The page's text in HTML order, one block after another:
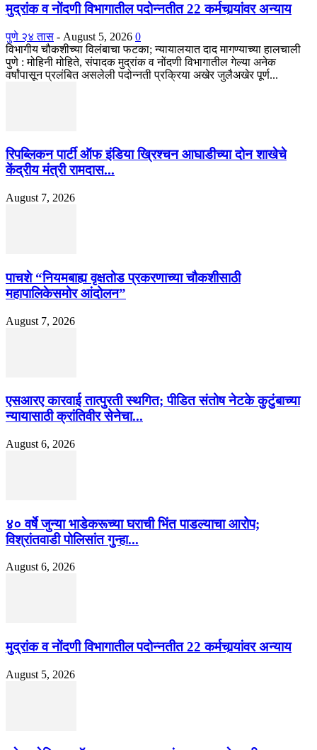
मुद्रांक व नोंदणी विभागातील पदोन्नतीत 22 कर्मचार्‍यांवर अन्याय
पुणे २४ तास - August 5, 2026 0
विभागीय चौकशीच्या विलंबाचा फटका; न्यायालयात दाद मागण्याच्या हालचाली
पुणे : मोहिनी मोहिते, संपादक मुद्रांक व नोंदणी विभागातील गेल्या अनेक
वर्षांपासून प्रलंबित असलेली पदोन्नती प्रक्रिया अखेर जुलैअखेर पूर्ण...
रिपब्लिकन पार्टी ऑफ इंडिया ख्रिश्चन आघाडीच्या दोन शाखेचे
केंद्रीय मंत्री रामदास...
August 7, 2026
पाचशे “नियमबाह्य वृक्षतोड प्रकरणाच्या चौकशीसाठी
महापालिकेसमोर आंदोलन”
August 7, 2026
एसआरए कारवाई तात्पुरती स्थगित; पीडित संतोष नेटके कुटुंबाच्या
न्यायासाठी क्रांतिवीर सेनेचा...
August 6, 2026
४० वर्षे जुन्या भाडेकरूच्या घराची भिंत पाडल्याचा आरोप;
विश्रांतवाडी पोलिसांत गुन्हा...
August 6, 2026
मुद्रांक व नोंदणी विभागातील पदोन्नतीत 22 कर्मचार्‍यांवर अन्याय
August 5, 2026